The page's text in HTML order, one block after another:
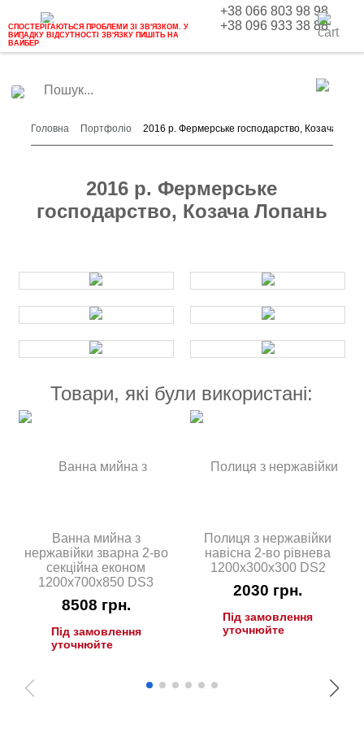
+38 066 803 98 98
+38 096 933 38 88
СПОСТЕРІГАЮТЬСЯ ПРОБЛЕМИ ЗІ ЗВ'ЯЗКОМ. У
ВИПАДКУ ВІДСУТНОСТІ ЗВ'ЯЗКУ ПИШІТЬ НА
ВАЙБЕР
Головна Портфоліо 2016 р. Фермерське господарство, Козача
2016 р. Фермерське
господарство, Козача Лопань
Товари, які були використані:
Ванна мийна з
нержавійки зварна 2-во
секційна економ
1200х700х850 DS3
8508 грн.
Під замовлення
уточнюйте
Полиця з нержавійки
навісна 2-во рівнева
1200х300х300 DS2
2030 грн.
Під замовлення
уточнюйте